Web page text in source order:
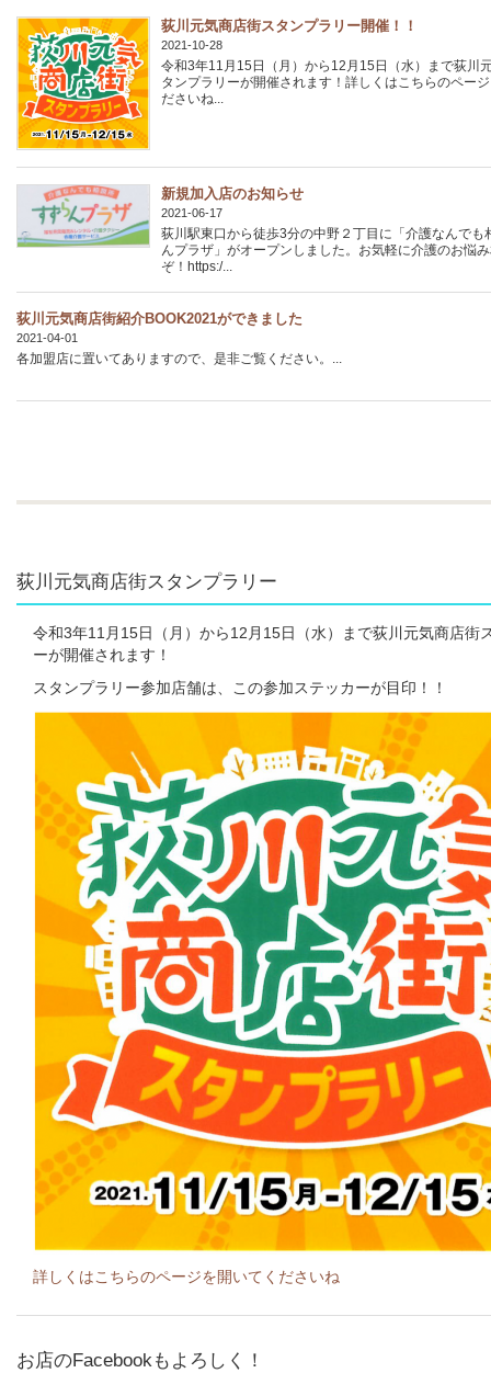
荻川元気商店街スタンプラリー開催！！
2021-10-28
令和3年11月15日（月）から12月15日（水）まで荻川
タンプラリーが開催されます！詳しくはこちらのペー
ださいね...
新規加入店のお知らせ
2021-06-17
荻川駅東口から徒歩3分の中野２丁目に「介護なんでも
んプラザ」がオープンしました。お気軽に介護のお悩
ぞ！https:/...
荻川元気商店街紹介BOOK2021ができました
2021-04-01
各加盟店に置いてありますので、是非ご覧ください。...
荻川元気商店街スタンプラリー
令和3年11月15日（月）から12月15日（水）まで荻川元気商店街
ーが開催されます！
スタンプラリー参加店舗は、この参加ステッカーが目印！！
詳しくはこちらのページを開いてくださいね
お店のFacebookもよろしく！